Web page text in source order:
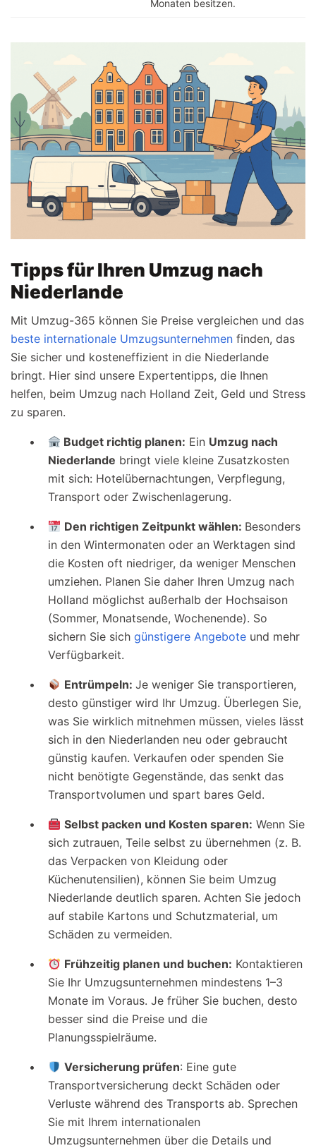
Monaten besitzen.
Tipps für Ihren Umzug nach
Niederlande
Mit Umzug-365 können Sie Preise vergleichen und das
beste internationale Umzugsunternehmen finden, das
Sie sicher und kosteneffizient in die Niederlande
bringt. Hier sind unsere Expertentipps, die Ihnen
helfen, beim Umzug nach Holland Zeit, Geld und Stress
zu sparen.
Budget richtig planen: Ein Umzug nach
Niederlande bringt viele kleine Zusatzkosten
mit sich: Hotelübernachtungen, Verpflegung,
Transport oder Zwischenlagerung.
Den richtigen Zeitpunkt wählen: Besonders
in den Wintermonaten oder an Werktagen sind
die Kosten oft niedriger, da weniger Menschen
umziehen. Planen Sie daher Ihren Umzug nach
Holland möglichst außerhalb der Hochsaison
(Sommer, Monatsende, Wochenende). So
sichern Sie sich günstigere Angebote und mehr
Verfügbarkeit.
Entrümpeln:Je weniger Sie transportieren,
desto günstiger wird Ihr Umzug. Überlegen Sie,
was Sie wirklich mitnehmen müssen, vieles lässt
sich in den Niederlanden neu oder gebraucht
günstig kaufen. Verkaufen oder spenden Sie
nicht benötigte Gegenstände, das senkt das
Transportvolumen und spart bares Geld.
Selbst packen und Kosten sparen: Wenn Sie
sich zutrauen, Teile selbst zu übernehmen (z. B.
das Verpacken von Kleidung oder
Küchenutensilien), können Sie beim Umzug
Niederlande deutlich sparen. Achten Sie jedoch
auf stabile Kartons und Schutzmaterial, um
Schäden zu vermeiden.
Frühzeitig planen und buchen: Kontaktieren
Sie Ihr Umzugsunternehmen mindestens 1–3
Monate im Voraus. Je früher Sie buchen, desto
besser sind die Preise und die
Planungsspielräume.
Versicherung prüfen: Eine gute
Transportversicherung deckt Schäden oder
Verluste während des Transports ab. Sprechen
Sie mit Ihrem internationalen
Umzugsunternehmen über die Details und